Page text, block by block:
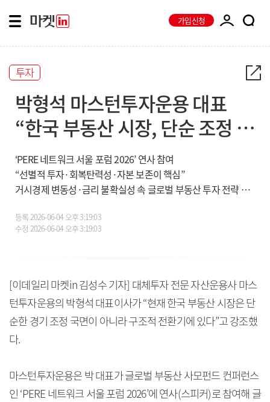
가입신청
투자
박형석 마스턴투자운용 대표
“한국 부동산 시장, 단순 조정 아
닌 구조적 전환기”
‘PERE 네트워크 서울 포럼 2026’ 연사 참여
“선별적 투자·회복탄력성·자본 보존이 핵심”
거시경제 변동성·금리 불확실성 속 글로벌 부동산 투자 전략 논의
등록2026-06-04 오후 3:19:03
수정 2026-06-04 오후 3:19:03
[이데일리 마켓in 김성수 기자] 대체투자 전문 자산운용사 마스
턴투자운용의 박형석 대표이사가 “현재 한국 부동산 시장은 단
순한 경기 조정 국면이 아니라 구조적 전환기에 있다”고 강조했
다.
마스턴투자운용은 박 대표가 글로벌 부동산 사모펀드 컨퍼런스
인 ‘PERE 네트워크 서울 포럼 2026’에 연사(스피커)로 참여해 글